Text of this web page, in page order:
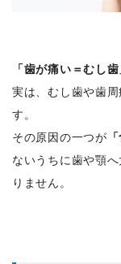
「歯が痛い＝むし歯
実は、むし歯や歯
す。
その原因の一つが
ないうちに歯や顎
りません。